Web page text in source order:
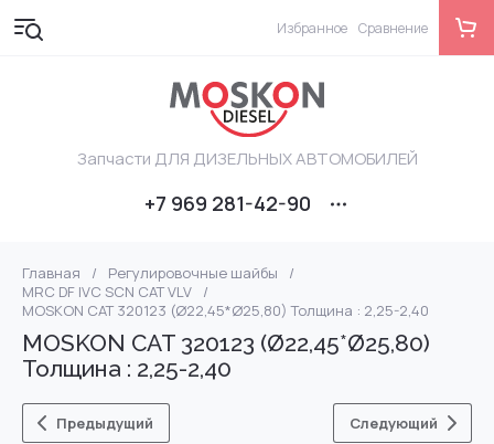
Запчасти ДЛЯ ДИЗЕЛЬНЫХ АВТОМОБИЛЕЙ
+7 969 281-42-90
Избранное Сравнение
Главная / Регулировочные шайбы
/
MRC DF IVC SCN CAT VLV
/
MOSKON CAT 320123 (Ø22,45*Ø25,80) Толщина : 2,25-2,40
MOSKON CAT 320123 (Ø22,45*Ø25,80)
Толщина : 2,25-2,40
Предыдущий Следующий